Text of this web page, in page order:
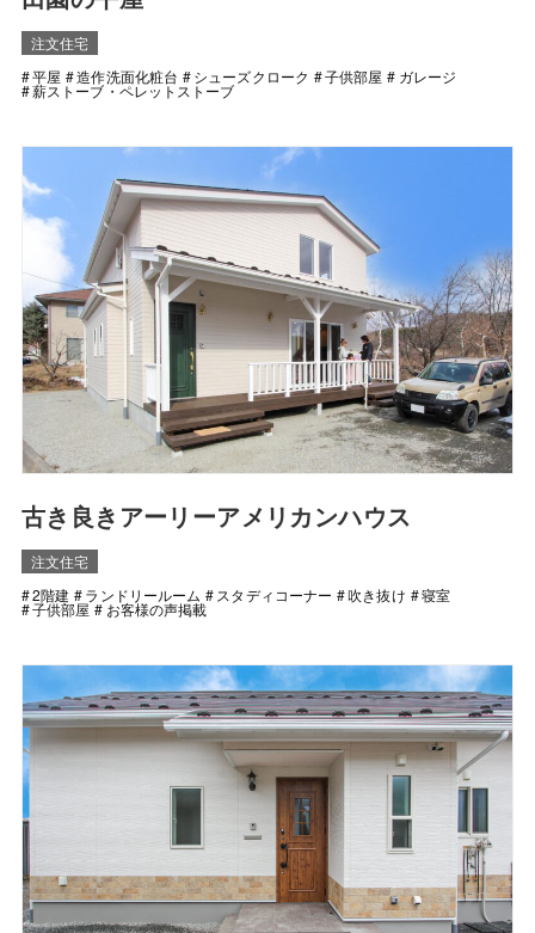
注文住宅
平屋
造作洗面化粧台 シューズクローク 子供部屋 ガレージ
薪ストーブ・ペレットストーブ
古き良きアーリーアメリカンハウス
注文住宅
2階建
ランドリールーム スタディコーナー 吹き抜け 寝室
子供部屋 お客様の声掲載